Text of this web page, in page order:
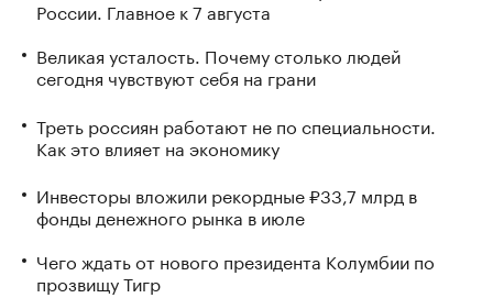
России. Главное к 7 августа
Великая усталость. Почему столько людей
сегодня чувствуют себя на грани
Треть россиян работают не по специальности.
Как это влияет на экономику
Инвесторы вложили рекордные ₽33,7 млрд в
фонды денежного рынка в июле
Чего ждать от нового президента Колумбии по
прозвищу Тигр